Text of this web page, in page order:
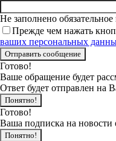
Не заполнено обязательное
Прежде чем нажать
ваших персональных
Готово!
Ваше обращение будет
Ответ будет отправлен на
Понятно!
Готово!
Ваша подписка на новости
Понятно!